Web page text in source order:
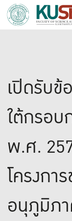
เปิดรับข้
ใต้กรอบ
พ.ศ.
โครงกา
อนุภูมิภ